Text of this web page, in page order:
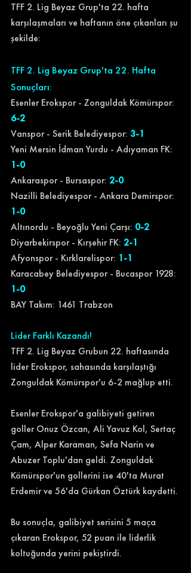
TFF 2. Lig Beyaz Grup'ta 22. hafta
karşılaşmaları ve haftanın öne çıkanları şu
şekilde:
TFF 2. Lig Beyaz Grup'ta 22. Hafta
Sonuçları:
Esenler Erokspor - Zonguldak Kömürspor:
6-2
Vanspor - Serik Belediyespor: 3-1
Yeni Mersin İdman Yurdu - Adıyaman FK:
1-0
Ankaraspor - Bursaspor: 2-0
Nazilli Belediyespor - Ankara Demirspor:
1-0
Altınordu - Beyoğlu Yeni Çarşı: 0-2
Diyarbekirspor - Kırşehir FK: 2-1
Afyonspor - Kırklarelispor: 1-1
Karacabey Belediyespor - Bucaspor 1928:
1-0
BAY Takım: 1461 Trabzon
Lider Farklı Kazandı!
TFF 2. Lig Beyaz Grubun 22. haftasında
lider Erokspor, sahasında karşılaştığı
Zonguldak Kömürspor'u 6-2 mağlup etti.
Esenler Erokspor'a galibiyeti getiren
goller Onuz Özcan, Ali Yavuz Kol, Sertaç
Çam, Alper Karaman, Sefa Narin ve
Abuzer Toplu'dan geldi. Zonguldak
Kömürspor'un gollerini ise 40'ta Murat
Erdemir ve 56'da Gürkan Öztürk kaydetti.
Bu sonuçla, galibiyet serisini 5 maça
çıkaran Erokspor, 52 puan ile liderlik
koltuğunda yerini pekiştirdi.